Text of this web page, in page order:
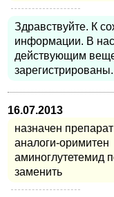
Здравствуйте. К
информации. В
действующим
зарегистрированы.
16.07.2013
назначен
аналоги-оримитен
аминоглутетемид
заменить